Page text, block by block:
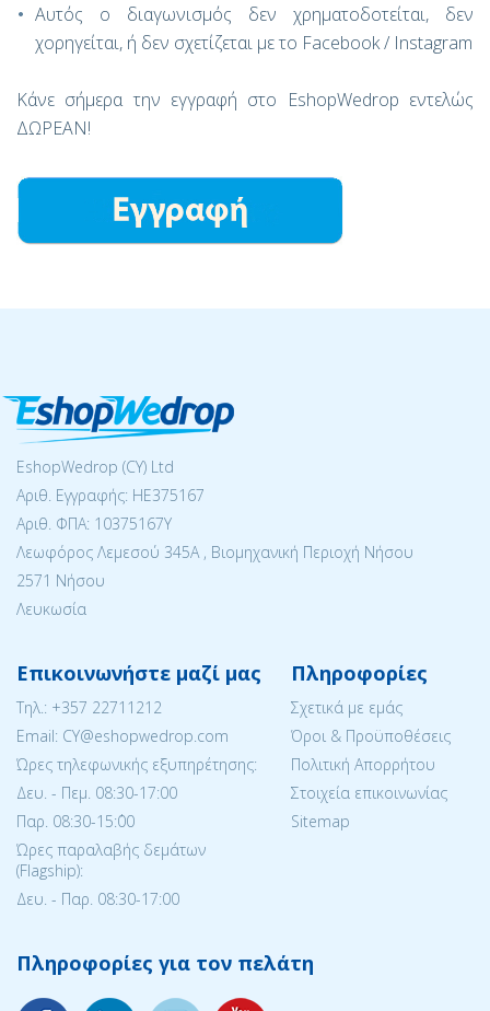
Αυτός ο διαγωνισμός δεν χρηματοδοτείται, δεν
χορηγείται, ή δεν σχετίζεται με το Facebook / Instagram
Κάνε σήμερα την εγγραφή στο EshopWedrop εντελώς
ΔΩΡΕΑΝ!
EshopWedrop (CY) Ltd
Αριθ. Εγγραφής: ΗΕ375167
Αριθ. ΦΠΑ: 10375167Y
Λεωφόρος Λεμεσού 345Α , Βιομηχανική Περιοχή Νήσου
2571 Νήσου
Λευκωσία
Επικοινωνήστε μαζί μας
Tηλ.: +357 22711212
Email: CY@eshopwedrop.com
Ώρες τηλεφωνικής εξυπηρέτησης:
Δευ. - Πεμ. 08:30-17:00
Παρ. 08:30-15:΄00
Ώρες παραλαβής δεμάτων
(Flagship):
Δευ. - Παρ. 08:30-17:00
Πληροφορίες
Σχετικά με εμάς
Όροι & Προϋποθέσεις
Πολιτική Απορρήτου
Στοιχεία επικοινωνίας
Sitemap
Πληροφορίες για τον πελάτη